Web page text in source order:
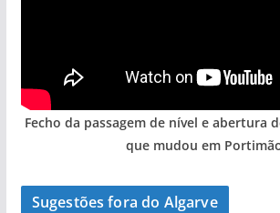
Fecho da passagem de nível e abertura
que mudou em
Sugestões fora do Algarve